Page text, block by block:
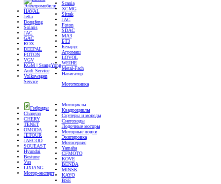
Электромобили
HAVAL
Jetta
Dongfeng
Solaris
JAC
GAC
ROX
DEEPAL
FOTON
VGV
KGM | SsangYong
Audi Service
Volkswagen
Service
Гибриды
Changan
CHERY
TENET
OMODA
JETOUR
JAECOO
SOUEAST
Hyundai
Bestune
Уаз
LIXIANG
Мотор-эксперт
Scania
XCMG
Sitrak
JAC
Foton
SDAC
МАЗ
БТЗ
Беларус
Агромаш
LOVOL
WEIHE
Metal-Fach
Навигатор
Мототехника
Мотоциклы
Квадроциклы
Скутеры и мопеды
Снегоходы
Лодочные моторы
Моторные лодки
Экипировка
Мотосервис
Yamaha
CFMOTO
KOVE
BENDA
MINSK
KAYO
BSE